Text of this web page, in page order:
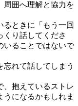
周囲へ理解と協力を
るときに「もう一回
くり話してくださ
いることではないで
忘れて話してしまう
、抱えているストレ
うになるかもしれま